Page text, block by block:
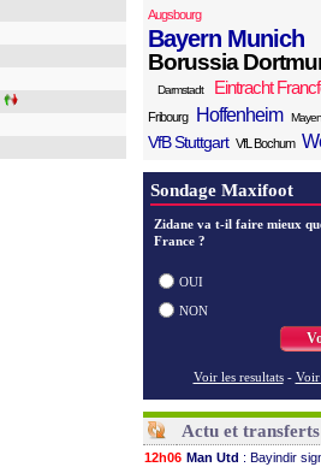
Augsbourg
Bayern Munich
Borussia
Darmstadt Eintracht
Fribourg Hoffenheim
VfB Stuttgart VfL Bochum
Sondage Maxifoot
Zidane va t-il faire mieux
France ?
OUI
NON
Voir les resultats - Voir
Actu et
12h06 Man Utd : Bayindir